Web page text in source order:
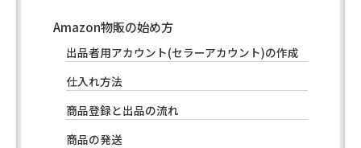
Amazon物販の始め方
出品者用アカウント(セラーアカウント)の作成
仕入れ方法
商品登録と出品の流れ
商品の発送